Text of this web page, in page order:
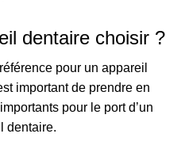
dentaire choisir ?
pour un appareil
important de prendre en
pour le port d’un
dentaire.